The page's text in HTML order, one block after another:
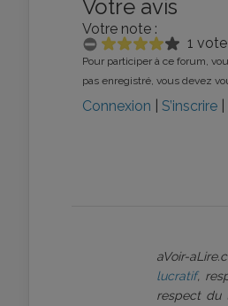
Votre avis
Votre note :
1 vote
Pour participer à ce forum,
pas enregistré, vous devez
Connexion S’inscrire
aVoir-
lucratif,
respect du